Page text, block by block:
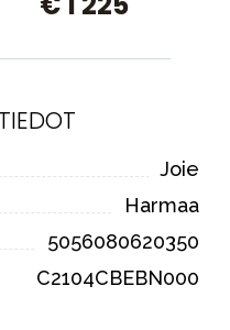
Joie
Harmaa
5056080620350
C2104CBEBN000